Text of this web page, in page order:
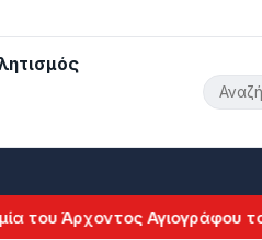
Άρχοντος Αγιογράφου του